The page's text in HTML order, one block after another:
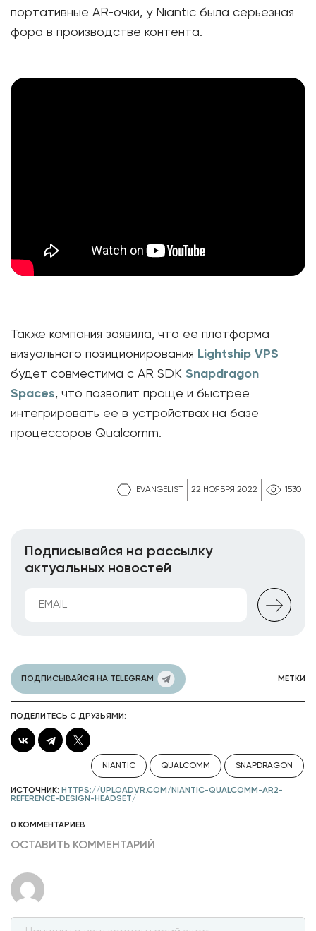
EVANGELIST 22 НОЯБРЯ 2022 1530
портативные AR-очки, у Niantic была серьезная
фора в производстве контента.
Также компания заявила, что ее платформа
визуального позиционирования Lightship VPS
будет совместима с AR SDK Snapdragon
Spaces, что позволит проще и быстрее
интегрировать ее в устройствах на базе
процессоров Qualcomm.
Подписывайся на рассылку
актуальных новостей
ПОДПИСЫВАЙСЯ НА TELEGRAM МЕТКИ
ПОДЕЛИТЕСЬ С ДРУЗЬЯМИ:
NIANTIC QUALCOMM SNAPDRAGON
ИСТОЧНИК: HTTPS://UPLOADVR.COM/NIANTIC-QUALCOMM-AR2-
REFERENCE-DESIGN-HEADSET/
0 КОММЕНТАРИЕВ
ОСТАВИТЬ КОММЕНТАРИЙ